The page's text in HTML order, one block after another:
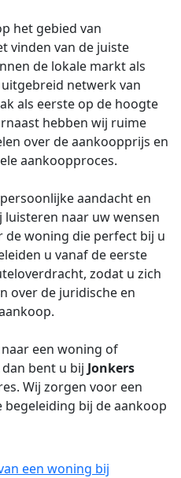
het gebied van
vinden van de juiste
de lokale markt als
netwerk van
als eerste op de hoogte
hebben wij ruime
over de aankoopprijs en
aankoopproces.
aandacht en
naar uw wensen
de woning die perfect bij u
u vanaf de eerste
zodat u zich
over de juridische en
een woning of
dan bent u bij Jonkers
Wij zorgen voor een
bij de aankoop
een woning bij